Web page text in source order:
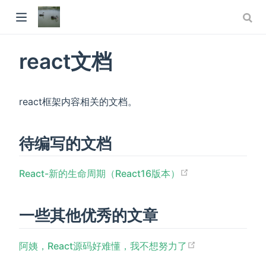
react文档
react框架内容相关的文档。
待编写的文档
React-新的生命周期（React16版本）
一些其他优秀的文章
阿姨，React源码好难懂，我不想努力了